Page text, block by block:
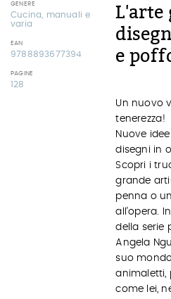
GENERE
Cucina, manuali e
varia
EAN
9788893677394
PAGINE
128
L'arte
e
Un nuovo
tenerezza!
Nuove
disegni in
Scopri i
grande
penna o
all’opera.
della serie
Angela
suo
animaletti,
come lei,